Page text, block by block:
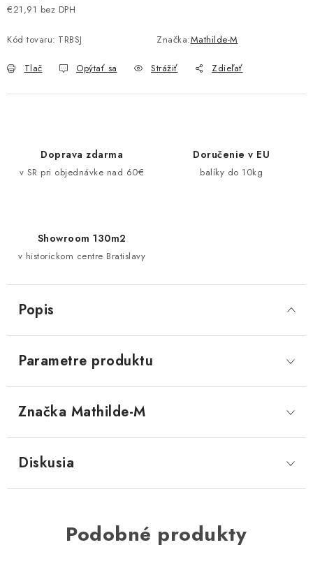
€21,91 bez DPH
Kód tovaru: TRBSJ Značka:Mathilde-M
Tlač Opýtať sa Strážiť Zdieľať
Doprava zdarma
v SR pri objednávke nad 60€
Doručenie v EU
balíky do 10kg
Showroom 130m2
v historickom centre Bratislavy
Popis
Parametre produktu
Značka Mathilde-M
Diskusia
Podobné produkty